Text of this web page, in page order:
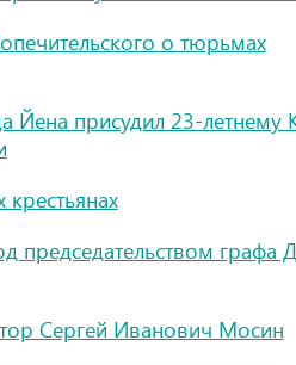
о тюрьмах
Йена присудил 23-летнему
председательством графа
Сергей Иванович Мосин